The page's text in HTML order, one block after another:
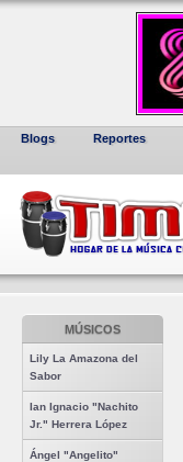
Blogs Reportes
MÚSICOS
Lily La Amazona del
Sabor
Ian Ignacio "Nachito
Jr." Herrera López
Ángel "Angelito"